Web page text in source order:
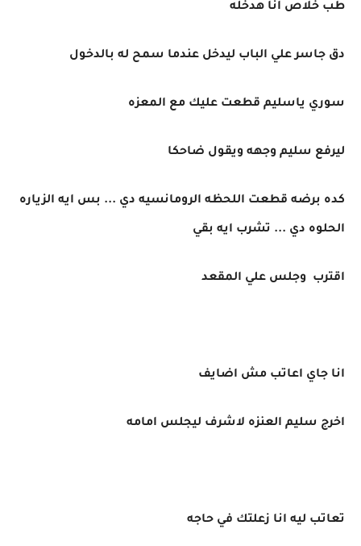
طب خلاص انا هدخله
دق جاسر علي الباب ليدخل عندما سمح له بالدخول
سوري ياسليم قطعت عليك مع المعزه
ليرفع سليم وجهه ويقول ضاحكا
كده برضه قطعت اللحظه الرومانسيه دي ... بس ايه الزياره
الحلوه دي ... تشرب ايه بقي
اقترب وجلس علي المقعد
انا جاي اعاتب مش اضايف
اخرج سليم العنزه لاشرف ليجلس امامه
تعاتب ليه انا زعلتك في حاجه